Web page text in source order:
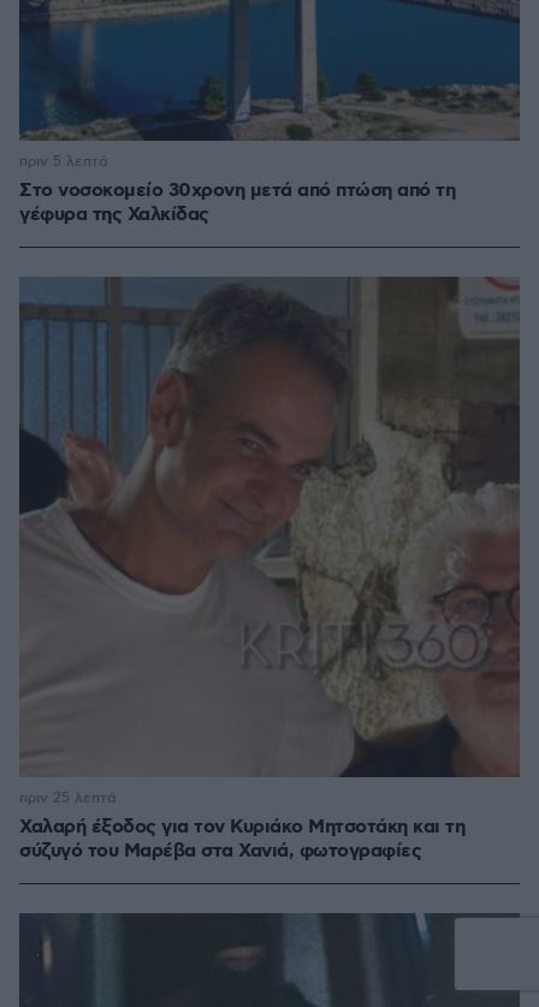
Στο νοσοκομείο 30χρονη μετά από πτώση από τη
γέφυρα της Χαλκίδας
πριν 5 λεπτά
Χαλαρή έξοδος για τον Κυριάκο Μητσοτάκη και τη
σύζυγό του Μαρέβα στα Χανιά, φωτογραφίες
πριν 25 λεπτά